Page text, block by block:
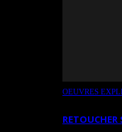
OEUVRES
RETOUCHER